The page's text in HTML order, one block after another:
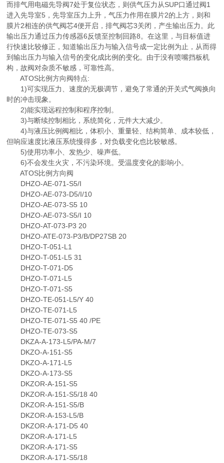
而排气用电磁先导阀7处于复位状态，则供气压力从SUP口通过阀1
进入先导室5，先导室压力上升，气压力作用在膜片2的上方，则和
膜片2相连的供气阀芯4便开启，排气阀芯3关闭，产生输出压力。此
输出压力通过压力传感器6反馈至控制回路8。在这里，与目标值进
行快速比较修正，知道输出压力与输入信号成一定比例为止，从而得
到输出压力与输入信号的变化成比例的变化。由于没有喷嘴挡板机
构，故阀对杂质不敏感，可靠性高。
ATOS比例方向阀特点:
1)可实现压力、速度的无极调节，避免了常通的开关式气阀换向
时的冲击现象。
2)能实现远程控制和程序控制。
3)与断续控制相比，系统简化，元件大大减少。
4)与液压比例阀相比，体积小、重量轻、结构简单、成本较低，
但响应速度比液压系统慢得多，对负载变化也比较敏感。
5)使用功率小、发热少、噪声低。
6)不会发生火灾，不污染环境。受温度变化的影响小。
ATOS比例方向阀
DHZO-AE-071-S5/I
DHZO-AE-073-D5/I/10
DHZO-AE-073-S5 10
DHZO-AE-073-S5/I 10
DHZO-AT-073-P3 20
DHZO-ATE-073-P3/B/DP27SB 20
DHZO-T-051-L1
DHZO-T-051-L5 31
DHZO-T-071-D5
DHZO-T-071-L5
DHZO-T-071-S5
DHZO-TE-051-L5/Y 40
DHZO-TE-071-L5
DHZO-TE-071-S5 40 /PE
DHZO-TE-073-S5
DKZA-A-173-L5/PA-M/7
DKZO-A-151-S5
DKZO-A-171-L5
DKZO-A-173-S5
DKZOR-A-151-S5
DKZOR-A-151-S5/18 40
DKZOR-A-151-S5/B
DKZOR-A-153-L5/B
DKZOR-A-171-D5 40
DKZOR-A-171-L5
DKZOR-A-171-S5
DKZOR-A-171-S5/18